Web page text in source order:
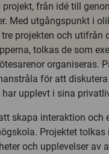
från idé till
Med utgångspunkt i
projekten och utifrån
tolkas de som
organiseras.
för att
upplevt i sina
skapa interaktion och
Projektet tolkas
och upplevelser av